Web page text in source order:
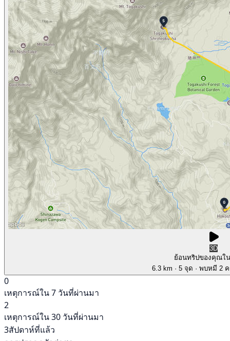
3D
ย้อนทริปของคุณใ
6.3 km · 5 จุด · พบหมี 2
0
เหตุการณ์ใน 7 วันที่ผ่านมา
2
เหตุการณ์ใน 30 วันที่ผ่านมา
3สัปดาห์ที่แล้ว